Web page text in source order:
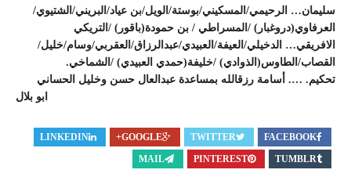
سليمان… الرحيمي/المسكيني/بوستة/الويل/بن عياد/البريني/الشتيوي/
العرفاوي(دروغبار) /المسراطي / بن حمودة(باقور) /التريكي
الافريقي… الدخيلي/العيفة/العبيدي/عبدالرزاق/العقربي/وسام/خليل/
القصاب/الطاوس(الذوادي) /خليفة(حمدي العبيدي) /الشماخي.
تحكيم. …. أسامة رزقالله بمساعدة عبدالعال حسن وخليل الحساني
ابو بلال
FACEBOOK
TWITTER
GOOGLE+
LINKEDIN
TUMBLR
PINTEREST
MAIL